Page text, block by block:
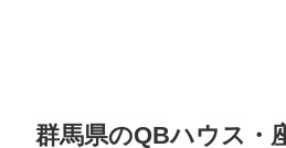
群馬県のQBハウス・